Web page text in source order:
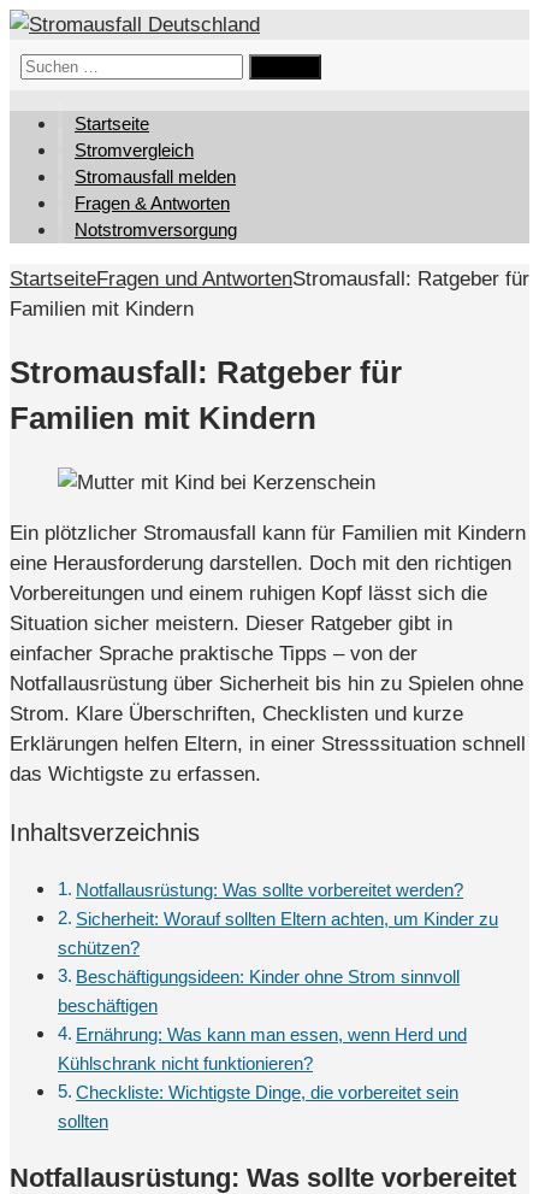
Suchen
Startseite
Stromvergleich
Stromausfall melden
Fragen & Antworten
Notstromversorgung
StartseiteFragen und AntwortenStromausfall: Ratgeber für
Familien mit Kindern
Stromausfall: Ratgeber für
Familien mit Kindern
Ein plötzlicher Stromausfall kann für Familien mit Kindern
eine Herausforderung darstellen. Doch mit den richtigen
Vorbereitungen und einem ruhigen Kopf lässt sich die
Situation sicher meistern. Dieser Ratgeber gibt in
einfacher Sprache praktische Tipps – von der
Notfallausrüstung über Sicherheit bis hin zu Spielen ohne
Strom. Klare Überschriften, Checklisten und kurze
Erklärungen helfen Eltern, in einer Stresssituation schnell
das Wichtigste zu erfassen.
Inhaltsverzeichnis
Notfallausrüstung: Was sollte vorbereitet werden?
Sicherheit: Worauf sollten Eltern achten, um Kinder zu
schützen?
Beschäftigungsideen: Kinder ohne Strom sinnvoll
beschäftigen
Ernährung: Was kann man essen, wenn Herd und
Kühlschrank nicht funktionieren?
Checkliste: Wichtigste Dinge, die vorbereitet sein
sollten
Notfallausrüstung: Was sollte vorbereitet